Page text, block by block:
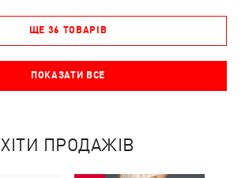
ЩЕ 36 ТОВАРІВ
ПОКАЗАТИ ВСЕ
ХІТИ ПРОДАЖІВ